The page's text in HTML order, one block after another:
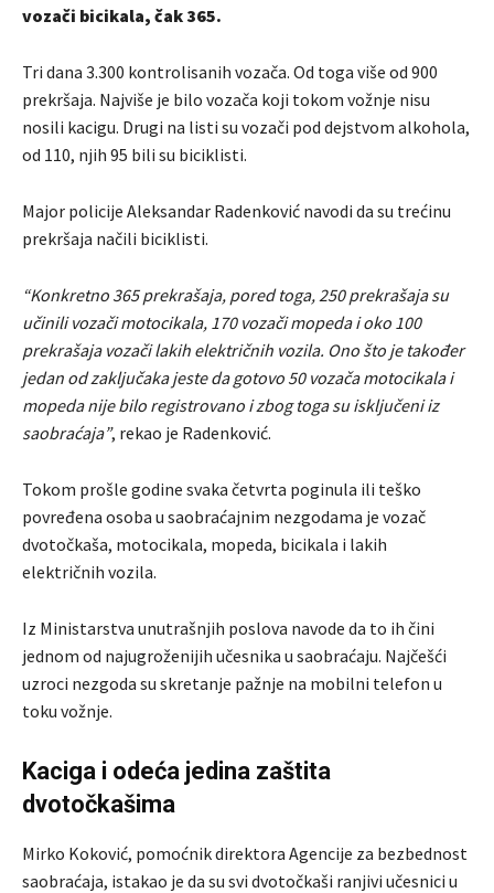
vozači bicikala, čak 365.
Tri dana 3.300 kontrolisanih vozača. Od toga više od 900
prekršaja. Najviše je bilo vozača koji tokom vožnje nisu
nosili kacigu. Drugi na listi su vozači pod dejstvom alkohola,
od 110, njih 95 bili su biciklisti.
Major policije Aleksandar Radenković navodi da su trećinu
prekršaja načili biciklisti.
“Konkretno 365 prekrašaja, pored toga, 250 prekrašaja su
učinili vozači motocikala, 170 vozači mopeda i oko 100
prekrašaja vozači lakih električnih vozila. Ono što je također
jedan od zaključaka jeste da gotovo 50 vozača motocikala i
mopeda nije bilo registrovano i zbog toga su isključeni iz
saobraćaja”, rekao je Radenković.
Tokom prošle godine svaka četvrta poginula ili teško
povređena osoba u saobraćajnim nezgodama je vozač
dvotočkaša, motocikala, mopeda, bicikala i lakih
električnih vozila.
Iz Ministarstva unutrašnjih poslova navode da to ih čini
jednom od najugroženijih učesnika u saobraćaju. Najčešći
uzroci nezgoda su skretanje pažnje na mobilni telefon u
toku vožnje.
Kaciga i odeća jedina zaštita
dvotočkašima
Mirko Koković, pomoćnik direktora Agencije za bezbednost
saobraćaja, istakao je da su svi dvotočkaši ranjivi učesnici u